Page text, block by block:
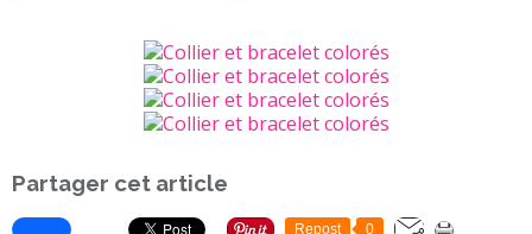
Partager cet article
Repost 0